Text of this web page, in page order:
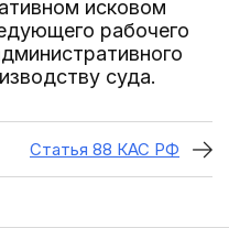
исковом
рабочего
суда.
Статья 88 КАС РФ